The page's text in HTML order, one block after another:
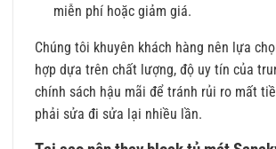
miễn phí hoặc giảm giá.
Chúng tôi khuyên khách hàng nên lựa
hợp dựa trên chất lượng, độ uy tín của
chính sách hậu mãi để tránh rủi ro mất
phải sửa đi sửa lại nhiều lần.